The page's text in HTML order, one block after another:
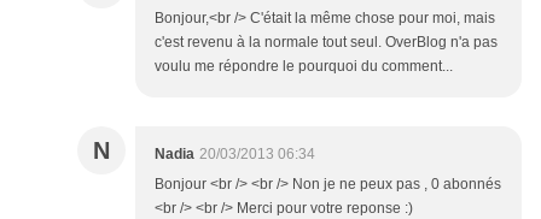
Bonjour,<br /> C'était la même chose pour moi, mais
c'est revenu à la normale tout seul. OverBlog n'a pas
voulu me répondre le pourquoi du comment...
N Nadia 20/03/2013 06:34
Bonjour <br /> <br /> Non je ne peux pas , 0 abonnés
<br /> <br /> Merci pour votre reponse :)